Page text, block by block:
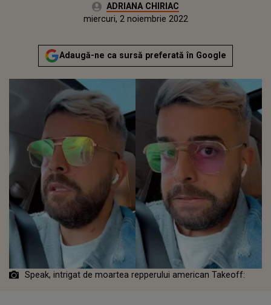
Autor:ADRIANA CHIRIAC
Publicat:
miercuri, 2 noiembrie 2022
Adaugă-ne ca sursă preferată în Google
Speak, intrigat de moartea repperului american Takeoff: